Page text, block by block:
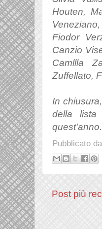
Houten,
Fiodor
Canzio
Camllla
Zuffellato,
In
della
quest'anno.
Pubblicato da
Post più